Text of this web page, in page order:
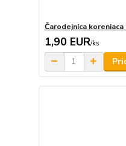
Čarodejnica koreniaca
1,90 EUR/ks